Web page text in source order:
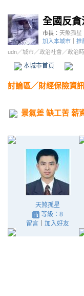
全國反貪
市長： 天煞孤星
加入本城市
推
udn／城市／政治社會 ／政治
本城市首頁
討論區／財經保險資訊
景氣差 缺工苦 薪
天煞孤星
等級：8
留言｜ 加入好友